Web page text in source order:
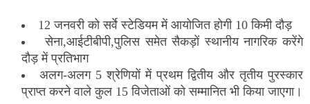
12 जनवरी को सर्वे स्टेडियम में आयोजित होगी 10 किमी दौड़
सेना,आईटीबीपी,पुलिस समेत सैकड़ों स्थानीय नागरिक करेंगे
दौड़ में प्रतिभाग
अलग-अलग 5 श्रेणियों में प्रथम द्वितीय और तृतीय पुरस्कार
प्राप्त करने वाले कुल 15 विजेताओं को सम्मानित भी किया जाएगा।